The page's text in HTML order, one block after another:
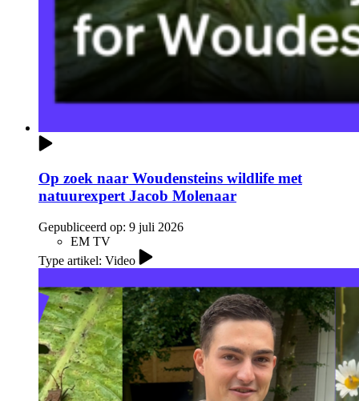
Op zoek naar Woudensteins wildlife met
natuurexpert Jacob Molenaar
Gepubliceerd op: 9 juli 2026
EM TV
Type artikel: Video